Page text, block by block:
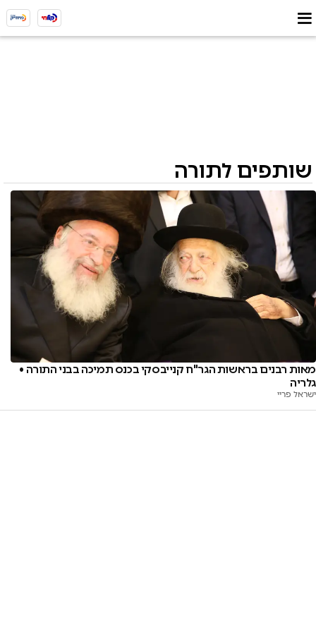
שותפים לתורה
מאות רבנים בראשות הגר"ח קנייבסקי בכנס תמיכה בבני התורה •
גלריה
ישראל פריי